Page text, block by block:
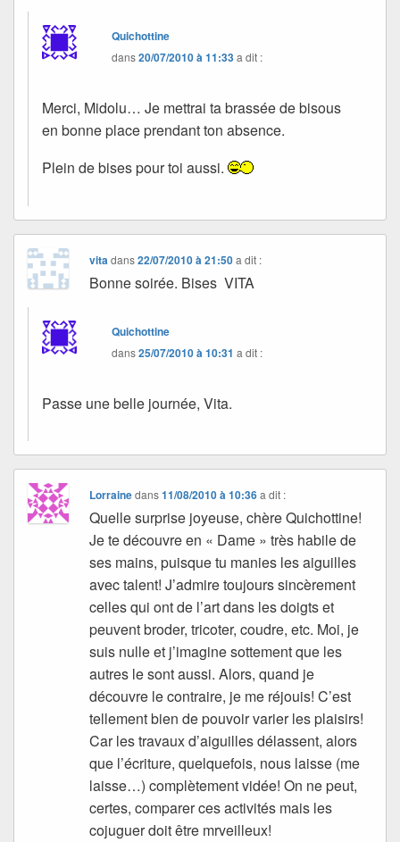
Quichottine
dans20/07/2010 à 11:33a dit :
Merci, Midolu… Je mettrai ta brassée de bisous
en bonne place prendant ton absence.
Plein de bises pour toi aussi.
vitadans22/07/2010 à 21:50 a dit :
Bonne soirée. Bises VITA
Quichottine
dans25/07/2010 à 10:31 a dit :
Passe une belle journée, Vita.
Lorrainedans11/08/2010 à 10:36 a dit :
Quelle surprise joyeuse, chère Quichottine!
Je te découvre en « Dame » très habile de
ses mains, puisque tu manies les aiguilles
avec talent! J’admire toujours sincèrement
celles qui ont de l’art dans les doigts et
peuvent broder, tricoter, coudre, etc. Moi, je
suis nulle et j’imagine sottement que les
autres le sont aussi. Alors, quand je
découvre le contraire, je me réjouis! C’est
tellement bien de pouvoir varier les plaisirs!
Car les travaux d’aiguilles délassent, alors
que l’écriture, quelquefois, nous laisse (me
laisse…) complètement vidée! On ne peut,
certes, comparer ces activités mais les
cojuguer doit être mrveilleux!